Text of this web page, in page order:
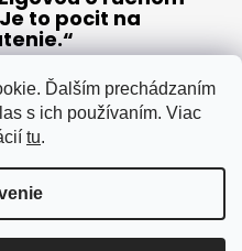
Ďalším prechádzaním
s ich používaním. Viac
tu.
to pocit na
na chovnú
Shoptet